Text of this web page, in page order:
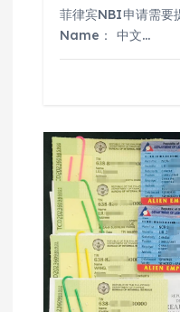
菲律宾NBI申请需要
Name： 中文…